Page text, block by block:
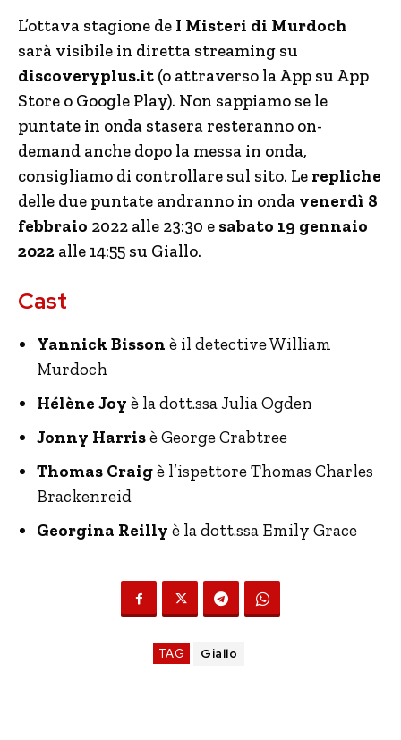
L’ottava stagione de I Misteri di Murdoch
sarà visibile in diretta streaming su
discoveryplus.it (o attraverso la App su App
Store o Google Play). Non sappiamo se le
puntate in onda stasera resteranno on-
demand anche dopo la messa in onda,
consigliamo di controllare sul sito. Le repliche
delle due puntate andranno in onda venerdì 8
febbraio 2022 alle 23:30 e sabato 19 gennaio
2022 alle 14:55 su Giallo.
Cast
Yannick Bisson è il detective William
Murdoch
Hélène Joy è la dott.ssa Julia Ogden
Jonny Harrisè George Crabtree
Thomas Craigè l’ispettore Thomas Charles
Brackenreid
Georgina Reilly è la dott.ssa Emily Grace
TAG Giallo